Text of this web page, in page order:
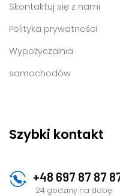
Skontaktuj się z nami
Polityka prywatności
Wypożyczalnia
samochodów
Szybki kontakt
+48 697 87 87
24 godziny na dobę